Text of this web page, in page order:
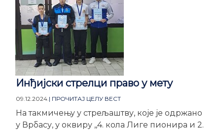
Инђијски стрелци право у мету
09.12.2024. | ПРОЧИТАЈ ЦЕЛУ ВЕСТ
На такмичењу у стрељаштву, које је одржано
у Врбасу, у оквиру ,,4. кола Лиге пионира и 2.